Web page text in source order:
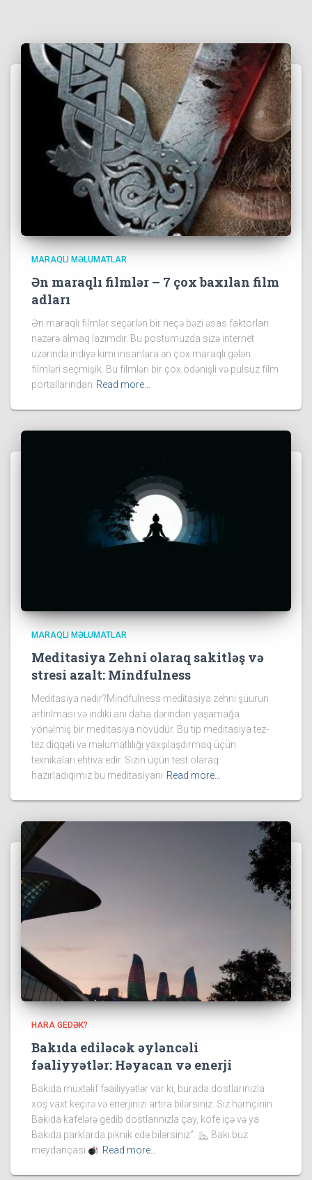
MARAQLI MƏLUMATLAR
Ən maraqlı filmlər – 7 çox baxılan film
adları
Ən maraqlı filmlər seçərlən bir neçə bəzi əsas faktorları
nəzərə almaq lazımdır. Bu postumuzda sizə internet
üzərində indiyə kimi insanlara ən çox maraqlı gələn
filmləri seçmişik. Bu filmləri bir çox ödənişli və pulsuz film
portallarından Read more…
MARAQLI MƏLUMATLAR
Meditasiya Zehni olaraq sakitləş və
stresi azalt: Mindfulness
Meditasiya nədir?Mindfulness meditasiya zehni şüurun
artırılması və indiki anı daha dərindən yaşamağa
yönəlmiş bir meditasiya növüdür. Bu tip meditasiya tez-
tez diqqəti və məlumatlılığı yaxşılaşdırmaq üçün
texnikaları ehtiva edir. Sizin üçün test olaraq
hazırladıqımız bu meditasiyanı Read more…
HARA GEDƏK?
Bakıda ediləcək əyləncəli
fəaliyyətlər: Həyacan və enerji
Bakıda müxtəlif fəailiyyətlər var ki, burada dostlarınızla
xoş vaxt keçirə və enerjinizi artıra bilərsiniz. Siz həmçinin
Bakıda kafelərə gedib dostlarınızla çay, kofe içə və ya
Bakıda parklarda piknik edə bilərsiniz”.
Bakı buz
meydançası
Read more…